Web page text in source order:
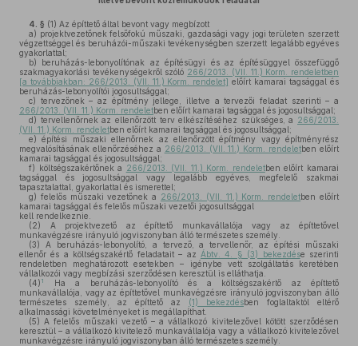
4. § (1) Az építtető által bevont vagy megbízott
a) projektvezetőnek felsőfokú műszaki, gazdasági vagy jogi területen szerzett
végzettséggel és beruházói-műszaki tevékenységben szerzett legalább egyéves
gyakorlattal;
b) beruházás-lebonyolítónak az építésügyi és az építésüggyel összefüggő
szakmagyakorlási tevékenységekről szóló 266/2013. (VII. 11.) Korm. rendeletben
[a továbbiakban: 266/2013. (VII. 11.) Korm. rendelet] előírt kamarai tagsággal és
beruházás-lebonyolítói jogosultsággal;
c) tervezőnek – az építmény jellege, illetve a tervezői feladat szerinti – a
266/2013. (VII. 11.) Korm. rendeletben előírt kamarai tagsággal és jogosultsággal;
d) tervellenőrnek az ellenőrzött terv elkészítéséhez szükséges, a 266/2013.
(VII. 11.) Korm. rendeletben előírt kamarai tagsággal és jogosultsággal;
e) építési műszaki ellenőrnek az ellenőrzött építmény vagy építményrész
megvalósításának ellenőrzéséhez a 266/2013. (VII. 11.) Korm. rendeletben előírt
kamarai tagsággal és jogosultsággal;
f) költségszakértőnek a 266/2013. (VII. 11.) Korm. rendeletben előírt kamarai
tagsággal és jogosultsággal vagy legalább egyéves, megfelelő szakmai
tapasztalattal, gyakorlattal és ismerettel;
g) felelős műszaki vezetőnek a 266/2013. (VII. 11.) Korm. rendeletben előírt
kamarai tagsággal és felelős műszaki vezetői jogosultsággal
kell rendelkeznie.
(2) A projektvezető az építtető munkavállalója vagy az építtetővel
munkavégzésre irányuló jogviszonyban álló természetes személy.
(3) A beruházás-lebonyolító, a tervező, a tervellenőr, az építési műszaki
ellenőr és a költségszakértő feladatait – az Ábtv. 4. § (3) bekezdése szerinti
rendeletben meghatározott esetekben – igénybe vett szolgáltatás keretében
vállalkozói vagy megbízási szerződésen keresztül is elláthatja.
(4) 1
Ha a beruházás-lebonyolító és a költségszakértő az építtető
munkavállalója, vagy az építtetővel munkavégzésre irányuló jogviszonyban álló
természetes személy, az építtető az (1) bekezdésben foglaltaktól eltérő
alkalmassági követelményeket is megállapíthat.
(5) A felelős műszaki vezető – a vállalkozó kivitelezővel kötött szerződésen
keresztül – a vállalkozó kivitelező munkavállalója vagy a vállalkozó kivitelezővel
munkavégzésre irányuló jogviszonyban álló természetes személy.